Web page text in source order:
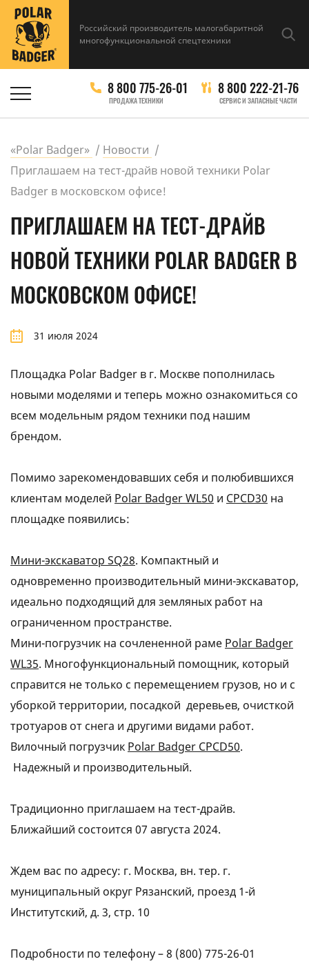
Российский производитель малогабаритной
многофункциональной спецтехники
8 800 775-26-01
ПРОДАЖА ТЕХНИКИ
8 800 222-21-76
СЕРВИС И ЗАПАСНЫЕ ЧАСТИ
«Polar Badger»
Новости
Приглашаем на тест-драйв новой техники Polar
Badger в московском офисе!
ПРИГЛАШАЕМ НА ТЕСТ-ДРАЙВ
НОВОЙ ТЕХНИКИ POLAR BADGER В
МОСКОВСКОМ ОФИСЕ!
31 июля 2024
Площадка Polar Badger в г. Москве пополнилась
новыми моделями и теперь можно ознакомиться со
всем модельным рядом техники под нашим
брендом.
Помимо зарекомендовавших себя и полюбившихся
клиентам моделей Polar Badger WL50 и CPCD30 на
площадке появились:
Мини-экскаватор SQ28. Компактный и
одновременно производительный мини-экскаватор,
идеально подходящий для земляных работ на
ограниченном пространстве.
Мини-погрузчик на сочлененной раме Polar Badger
WL35. Многофункциональный помощник, который
справится не только с перемещением грузов, но и с
уборкой территории, посадкой деревьев, очисткой
тротуаров от снега и другими видами работ.
Вилочный погрузчик Polar Badger CPCD50.
Надежный и производительный.
Традиционно приглашаем на тест-драйв.
Ближайший состоится 07 августа 2024.
Ждем вас по адресу: г. Москва, вн. тер. г.
муниципальный округ Рязанский, проезд 1-й
Институтский, д. 3, стр. 10
Подробности по телефону – 8 (800) 775-26-01